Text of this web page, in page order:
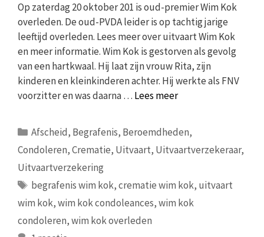
Op zaterdag 20 oktober 201 is oud-premier Wim Kok
overleden. De oud-PVDA leider is op tachtig jarige
leeftijd overleden. Lees meer over uitvaart Wim Kok
en meer informatie. Wim Kok is gestorven als gevolg
van een hartkwaal. Hij laat zijn vrouw Rita, zijn
kinderen en kleinkinderen achter. Hij werkte als FNV
voorzitter en was daarna … Lees meer
Categorieën
Afscheid, Begrafenis, Beroemdheden,
Condoleren,Crematie, Uitvaart, Uitvaartverzekeraar,
Uitvaartverzekering
Tags
begrafenis wim kok,crematie wim kok, uitvaart
wim kok,wim kok condoleances,wim kok
condoleren,wim kok overleden